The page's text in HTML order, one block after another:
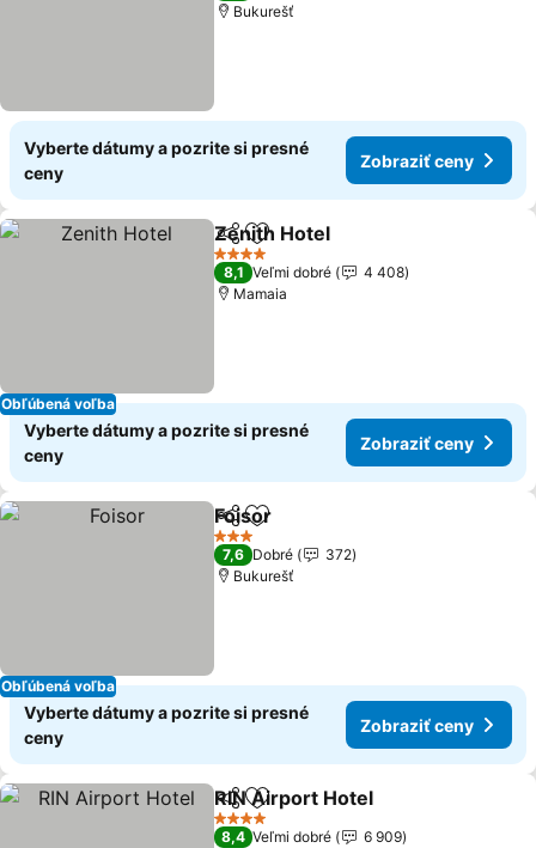
Bukurešť
Vyberte dátumy a pozrite si presné
ceny
Zobraziť ceny
Obľúbená voľba
ZdieľaťPridať do obľúbených
Zenith Hotel
4 Počet hviezdičiek
8,1 Veľmi dobré
4 408
Mamaia
Vyberte dátumy a pozrite si presné
ceny
Zobraziť ceny
Obľúbená voľba
ZdieľaťPridať do obľúbených
Foisor
3 Počet hviezdičiek
7,6 Dobré
372
Bukurešť
Vyberte dátumy a pozrite si presné
ceny
Zobraziť ceny
ZdieľaťPridať do obľúbených
RIN Airport Hotel
4 Počet hviezdičiek
8,4 Veľmi dobré
6 909